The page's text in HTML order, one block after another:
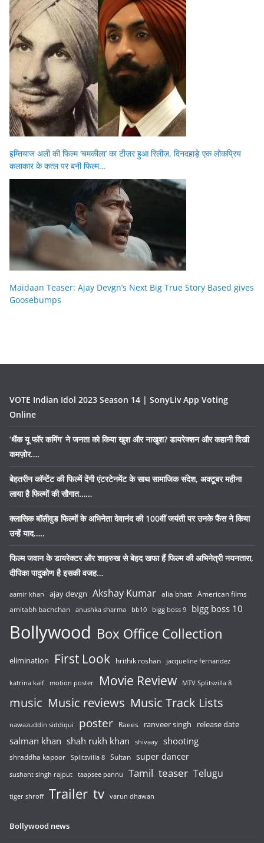
इम्तियाज अली की फिल्म ‘चमकीला’ का टीज़र हुआ रिलीज़, दिनदहाड़े एक लोकप्रिय
कलाकार के कत्ल पर बनी फिल्म…
Maidaan Teaser: Ajay Devgn’s Next Big True Story Based gives
Goosebumps
VOTE Indian Idol 2023 Season 14 | SonyLiv App Voting
Online
‘थैंक यू फॉर कमिंग’ ने जनता को किया खुश और नाखुश? डायरेक्शन और कहानी दिखी
कमज़ोर….
बेहतरीन कॉन्टेंट की फिल्में देंगी एंटरटेनमेंट के साथ सामाजिक संदेश, अक्टूबर महीना
लाया है फिल्मों की सौगात……
क्लासिक बॉलीवुड फिल्मों के अभिनेता देवानंद की 100वीं जयंती पर उनके फैंस ने किया
उन्हें याद…..
फिल्म जवान के डायरेक्टर और शाहरुख से बेहद खफा हैं फिल्म की अभिनेत्री नयनतारा,
दीपिका पादुकोण है इसकी वजह…
aamir khan ajay devgn Akshay Kumar alia bhatt American films
amitabh bachchan anushka sharma bb10 bigg boss 9 bigg boss 10
Bollywood Box Office Collection
elimination First Look hrithik roshan jacqueline fernandez
katrina kaif motion poster Movie Review MTV Splitsvilla 8
music Music reviews Music Track Lists
nawazuddin siddiqui poster Raees ranveer singh release date
salman khan shah rukh khan shivaay shooting
shraddha kapoor Splitsvilla 8 Sultan super dancer
sushant singh rajput taapsee pannu Tamil teaser Telugu
tiger shroff Trailer tv varun dhawan
Bollywood news